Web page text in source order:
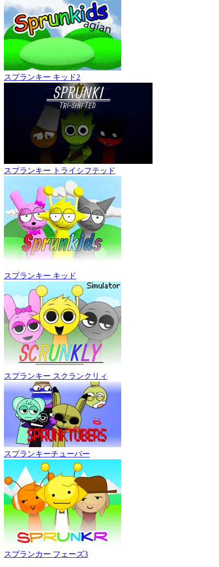
スプランキー キッド2
スプランキー トライシフテッド
スプランキー キッド
スプランキー スクランクリィ
スプランキーチューバー
スプランカー フェーズ3